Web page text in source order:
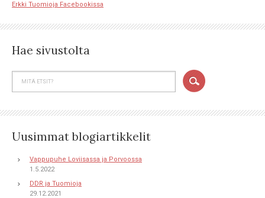
Erkki Tuomioja Facebookissa
Hae sivustolta
Uusimmat blogiartikkelit
Vappupuhe Loviisassa ja Porvoossa
1.5.2022
DDR ja Tuomioja
29.12.2021